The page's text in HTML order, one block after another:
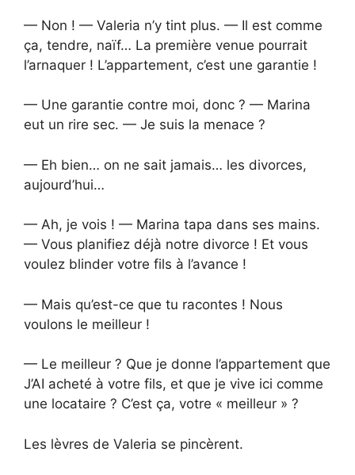
— Non ! — Valeria n’y tint plus. — Il est comme
ça, tendre, naïf… La première venue pourrait
l’arnaquer ! L’appartement, c’est une garantie !
— Une garantie contre moi, donc ? — Marina
eut un rire sec. — Je suis la menace ?
— Eh bien… on ne sait jamais… les divorces,
aujourd’hui…
— Ah, je vois ! — Marina tapa dans ses mains.
— Vous planifiez déjà notre divorce ! Et vous
voulez blinder votre fils à l’avance !
— Mais qu’est-ce que tu racontes ! Nous
voulons le meilleur !
— Le meilleur ? Que je donne l’appartement que
J’AI acheté à votre fils, et que je vive ici comme
une locataire ? C’est ça, votre « meilleur » ?
Les lèvres de Valeria se pincèrent.